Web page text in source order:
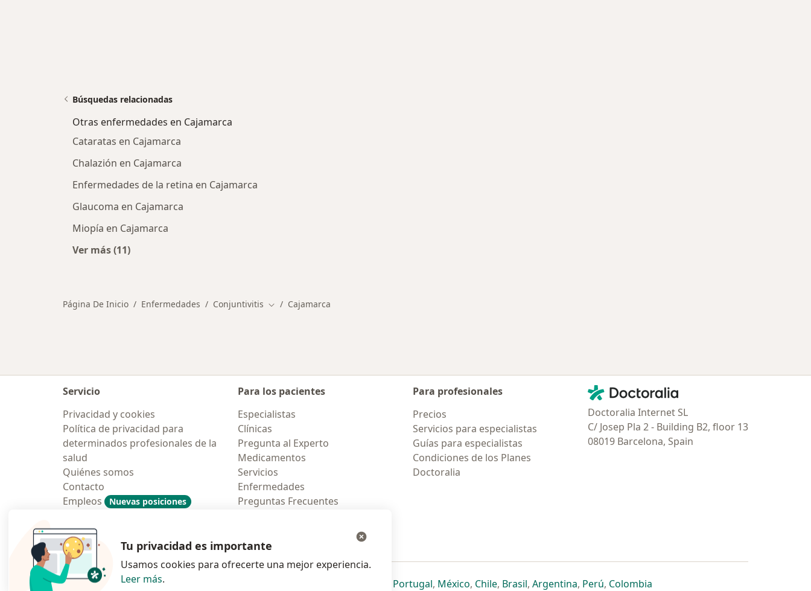
Búsquedas relacionadas
Otras enfermedades en Cajamarca
Cataratas en Cajamarca
Chalazión en Cajamarca
Enfermedades de la retina en Cajamarca
Glaucoma en Cajamarca
Miopía en Cajamarca
Ver más (11)
Página De Inicio Enfermedades Conjuntivitis Cambiar de ciudad
Cajamarca
Servicio
Privacidad y cookies
Política de privacidad para
determinados profesionales de la
salud
Quiénes somos
Contacto
Empleos
Nuevas posiciones
Contratación
Para los pacientes
Especialistas
Clínicas
Pregunta al Experto
Medicamentos
Servicios
Enfermedades
Preguntas Frecuentes
Para profesionales
Precios
Servicios para especialistas
Guías para especialistas
Condiciones de los Planes
Doctoralia
Contacto
Doctoralia - Página de inicio
Doctoralia Internet SL
C/ Josep Pla 2 - Building B2, floor 13
08019 Barcelona, Spain
Polska se abre en una nueva pestaña
se abre en una nueva pestaña
se abre en una nueva pestaña
se abre en una nueva pestaña
Portugalse abre en una nueva pestaña
, Méxicose abre en una nueva pestaña
, Chilese abre en una nueva pestaña
, Brasilse abre en una nueva pestaña
, Argentinase abre en una nueva pestaña
, Perúse abre en una nueva pestaña
, Colombiase abre en una nueva pestaña
Tu privacidad es importante
Usamos cookies para ofrecerte una mejor experiencia.
Leer más.